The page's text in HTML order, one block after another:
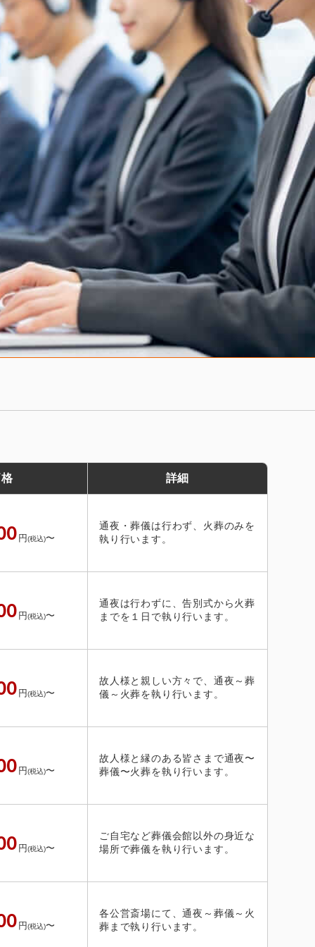
詳細
円(税込)〜
通夜・葬儀は行わず、火葬のみを
執り行います。
円(税込)〜
通夜は行わずに、告別式から火葬
までを１日で執り行います。
円(税込)〜
故人様と親しい方々で、通夜～葬
儀～火葬を執り行います。
円(税込)〜
故人様と縁のある皆さまで通夜〜
葬儀〜火葬を執り行います。
円(税込)〜
ご自宅など葬儀会館以外の身近な
場所で葬儀を執り行います。
円(税込)〜
各公営斎場にて、通夜～葬儀～火
葬まで執り行います。